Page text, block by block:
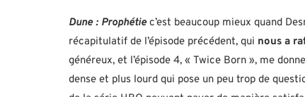
Dune : Prophétiec’est beaucoup mieux quand
récapitulatif de l’épisode précédent, qui nous a
généreux, et l’épisode 4, « Twice Born », me
dense et plus lourd qui pose un peu trop de